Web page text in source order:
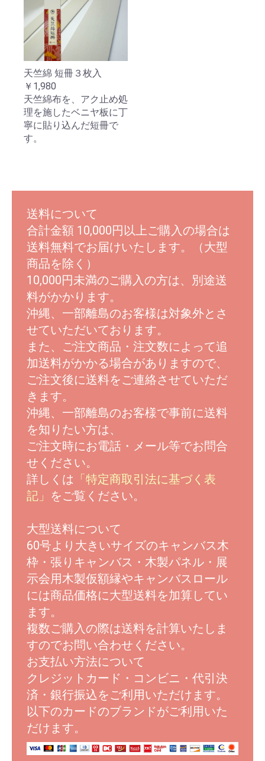
天竺綿 短冊３枚入
￥1,980
天竺綿布を、アク止め処
理を施したベニヤ板に丁
寧に貼り込んだ短冊で
す。
送料について
合計金額 10,000円以上ご購入の場合は
送料無料でお届けいたします。（大型
商品を除く）
10,000円未満のご購入の方は、別途送
料がかかります。
沖縄、一部離島のお客様は対象外とさ
せていただいております。
また、ご注文商品・注文数によって追
加送料がかかる場合がありますので、
ご注文後に送料をご連絡させていただ
きます。
沖縄、一部離島のお客様で事前に送料
を知りたい方は、
ご注文時にお電話・メール等でお問合
せください。
詳しくは 「特定商取引法に基づく表
記」 をご覧ください。
大型送料について
60号より大きいサイズのキャンバス木
枠・張りキャンバス・木製パネル・展
示会用木製仮額縁やキャンバスロール
には商品価格に大型送料を加算してい
ます。
複数ご購入の際は送料を計算いたしま
すのでお問い合わせください。
お支払い方法について
クレジットカード・コンビニ・代引決
済・銀行振込をご利用いただけます。
以下のカードのブランドがご利用いた
だけます。